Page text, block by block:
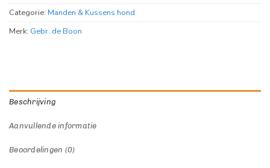
Categorie: Manden & Kussens hond
Merk: Gebr. de Boon
Beschrijving
Aanvullende informatie
Beoordelingen (0)